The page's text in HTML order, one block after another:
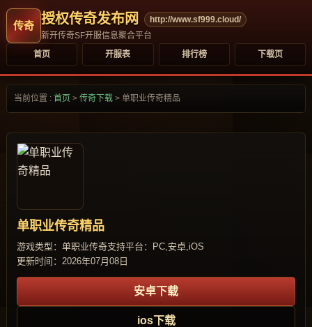
授权传奇发布网
http://www.sf999.cloud/
新开传奇SF开服信息聚合平台
首页
开服表 排行榜 下载页
当前位置 : 首页 > 传奇下载 > 单职业传奇精品
单职业传奇精品
游戏类型：单职业传奇支持平台：PC,安卓,iOS
更新时间：2026年07月08日
安卓下载
ios下载